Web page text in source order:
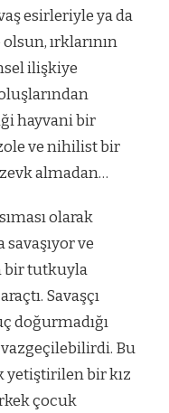
esirleriyle ya da
ırklarının
ilişkiye
hayvani bir
ve nihilist bir
almadan…
olarak
ve
bir tutkuyla
Savaşçı
doğurmadığı
Bu
yetiştirilen bir kız
çocuk